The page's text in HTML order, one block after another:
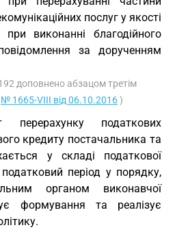
послуг у якості
при виконанні благодійного
за дорученням
доповнено абзацом третім
№ 1665-VIII від 06.10.2016)
перерахунку податкових
кредиту постачальника та
у складі податкової
податковий період у порядку,
органом виконавчої
формування та реалізує